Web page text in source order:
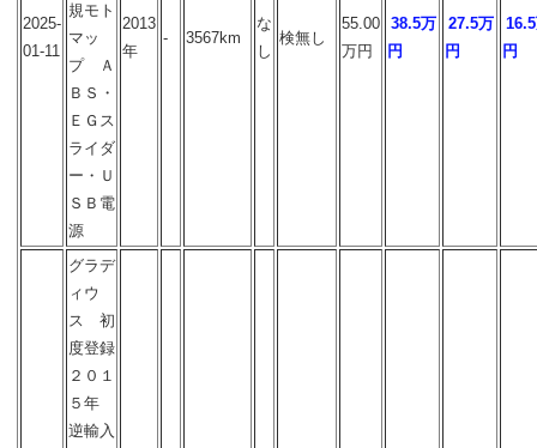
2025-
01-11
規モト
マッ
プ Ａ
ＢＳ・
ＥＧス
ライダ
ー・Ｕ
ＳＢ電
源
2013
年
- 3567km
な
し
検無し
55.00
万円
38.5万
円
27.5万
円
円
グラデ
ィウ
ス 初
度登録
２０１
５年
逆輸入